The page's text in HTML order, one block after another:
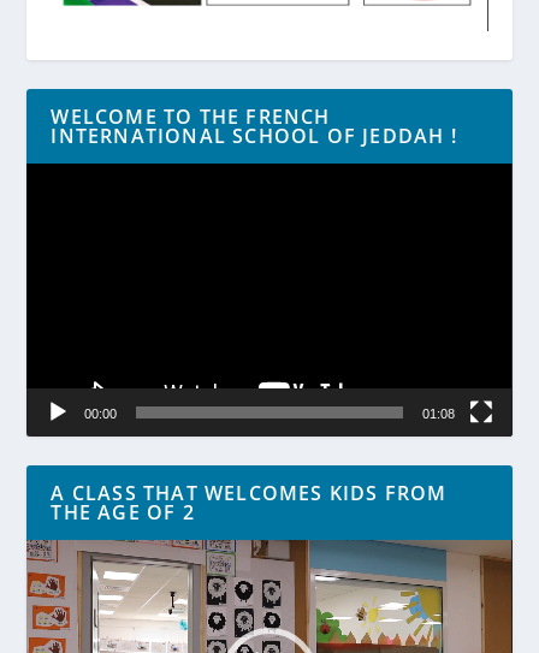
WELCOME TO THE FRENCH
INTERNATIONAL SCHOOL OF JEDDAH !
Lecteur
00:00 01:08
A CLASS THAT WELCOMES KIDS FROM
THE AGE OF 2
Lecteur
vidéo